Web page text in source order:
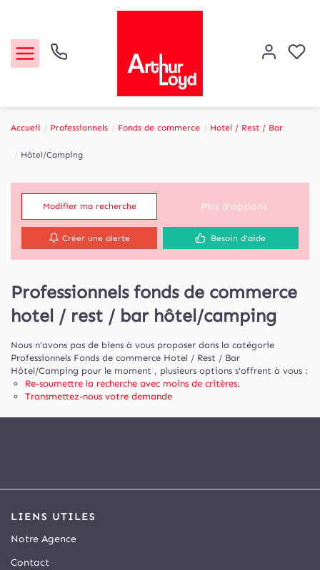
Acheter
Louer
Etude de marché
Contact
Accueil Professionnels Fonds de commerce Hotel / Rest / Bar
Hôtel/Camping
Modifier ma recherche Plus d'options
Créer une alerte Besoin d'aide
Professionnels fonds de commerce
hotel / rest / bar hôtel/camping
Nous n'avons pas de biens à vous proposer dans la catégorie
Professionnels Fonds de commerce Hotel / Rest / Bar
Hôtel/Camping pour le moment , plusieurs options s'offrent à vous :
Re-soumettre la recherche avec moins de critères.
Transmettez-nous votre demande
LIENS UTILES
Notre Agence
Contact